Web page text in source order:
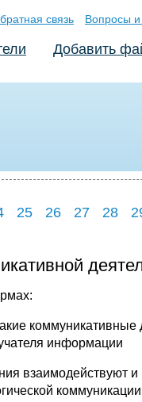
связь Вопросы
Добавить
25 26 27 28
коммуникативные
информации
взаимодействуют